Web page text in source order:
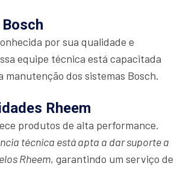
por sua qualidade e
equipe técnica está capacitada
manutenção dos sistemas Bosch.
Rheem
produtos de alta performance.
técnica está apta a dar suporte a
Rheem, garantindo um serviço de